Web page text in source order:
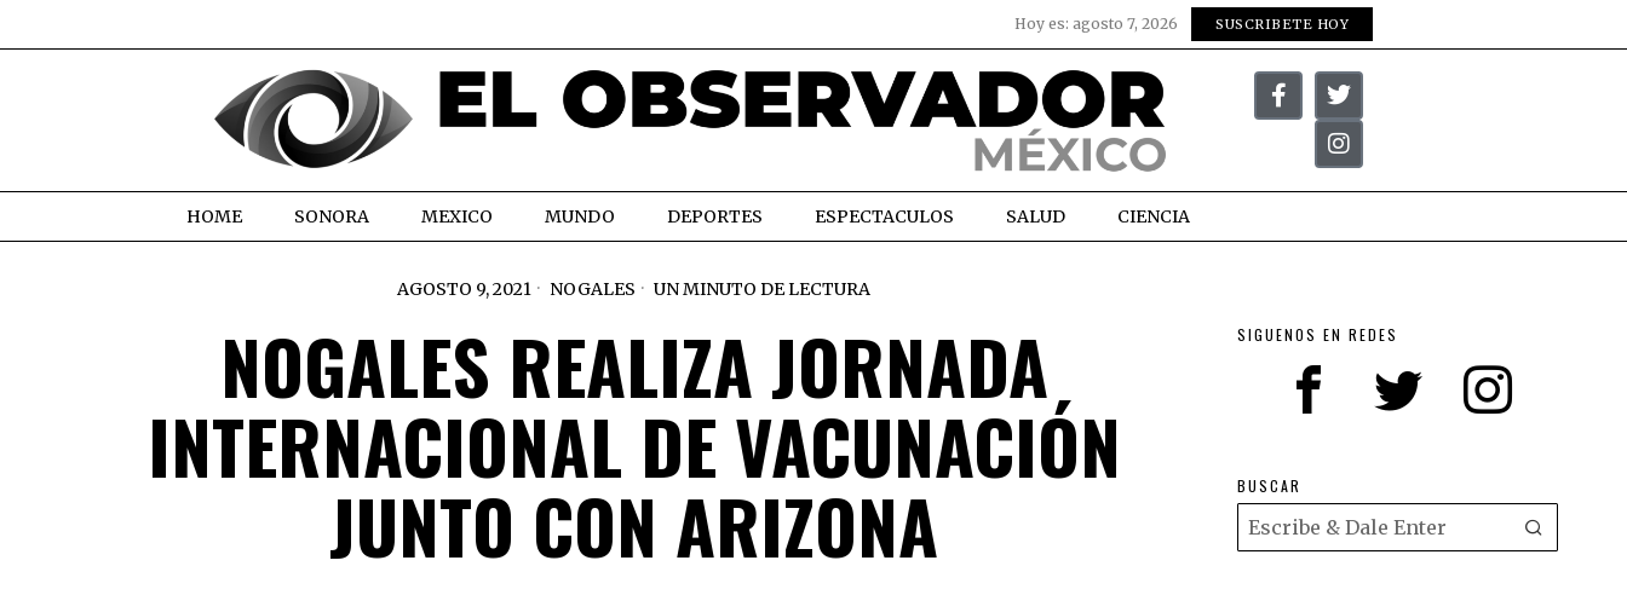
Hoy es: agosto 7, 2026 SUSCRIBETE HOY
HOME SONORA MEXICO MUNDO DEPORTES ESPECTACULOS SALUD CIENCIA
AGOSTO 9, 2021 NOGALES UN MINUTO DE LECTURA
NOGALES REALIZA JORNADA
INTERNACIONAL DE VACUNACIÓN
JUNTO CON ARIZONA
SIGUENOS EN REDES
BUSCAR